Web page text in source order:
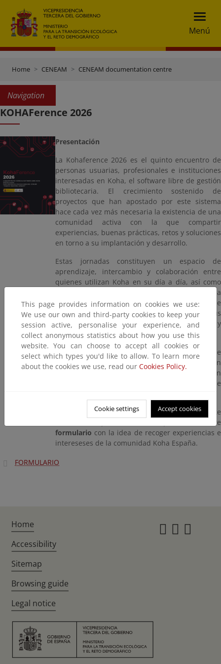
Menú
Home CENEAM CENEAM documentation centre
Navigation
KOHAFerence 2026
Presentación
La Kohaference 2026 es el quinto encuentro de
personas usuarias, profesionales e instituciones
interesadas en Koha, el software libre de gestión
bibliotecaria. El crecimiento sostenido de
proyectos que han apostado por este sistema
hace cada vez más necesaria la existencia de una
comunidad activa con la que compartir
experiencias, buenas prácticas, retos y soluciones
en torno a su implantación y desarrollo.
Estas jornadas constituyen un espacio de
aprendizaje, intercambio y colaboración entre
quienes utilizan Koha en su día a día, así como
una oportunidad para conocer de cerca la
herramienta para aquellas personas e
instituciones que desean profundizar en sus
posibilidades o están valorando su adopción y
migración.
El V Encuentro en torno al software libre
se
celebará en el Centro Nacional de Educación
Ambiental (CENEAM), Valsaín -Real Sitio de San
Ildefonso- (Segovia) los días 22 y 23 de octubre de
Con el fin de preparar el programa de este
encuentro, por favor cumplimentad este
formulario con la idea de recoger experiencias e
intereseses de la comunidad Koha España.
FORMULARIO
This page provides information on cookies we use:
We use our own and third-party cookies to keep your
session active, personalise your experience, and
collect anonymous statistics about how you use this
website. You can choose to accept all cookies or
select which types you'd like to allow. To learn more
about the cookies we use, read our Cookies Policy.
Cookie settings Accept cookies
Home
Accessibility
Sitemap
Browsing guide
Legal notice